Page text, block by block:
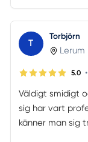
T
Torbjörn
Lerum
5.0 •
Väldigt smidigt
sig har vart
känner man sig